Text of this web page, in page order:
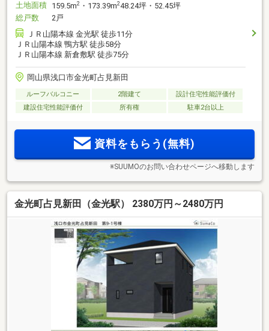
土地面積 159.5m2 ・173.39m248.24坪・52.45坪
総戸数
2戸
ＪＲ山陽本線 金光駅 徒歩11分
ＪＲ山陽本線 鴨方駅 徒歩58分
ＪＲ山陽本線 新倉敷駅 徒歩75分
岡山県浅口市金光町占見新田
ルーフバルコニー 2階建て
設計住宅性能評価付
建設住宅性能評価付
所有権 駐車2台以上
資料をもらう(無料)
※SUUMOのお問い合わせページへ移動します
金光町占見新田（金光駅） 2380万円～2480万円